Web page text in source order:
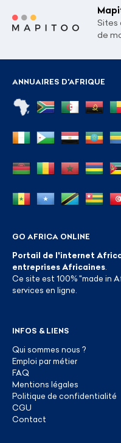
Sites
de
ANNUAIRES D'AFRIQUE
GO AFRICA ONLINE
Portail de l'internet
entreprises Africaines
Ce site est 100% "made in
services en ligne.
INFOS & LIENS
Qui sommes nous ?
Emploi par métier
FAQ
Mentions légales
Politique de confidentialité
CGU
Contact